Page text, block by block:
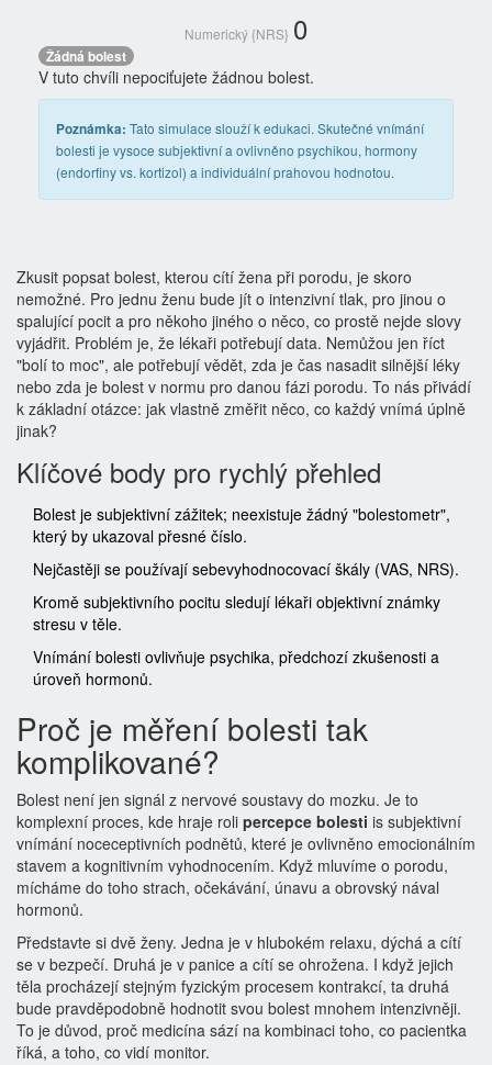
Numerický {NRS} 0
Žádná bolest
V tuto chvíli nepociťujete žádnou bolest.
Poznámka: Tato simulace slouží k edukaci. Skutečné vnímání
bolesti je vysoce subjektivní a ovlivněno psychikou, hormony
(endorfiny vs. kortizol) a individuální prahovou hodnotou.
Zkusit popsat bolest, kterou cítí žena při porodu, je skoro
nemožné. Pro jednu ženu bude jít o intenzivní tlak, pro jinou o
spalující pocit a pro někoho jiného o něco, co prostě nejde slovy
vyjádřit. Problém je, že lékaři potřebují data. Nemůžou jen říct
"bolí to moc", ale potřebují vědět, zda je čas nasadit silnější léky
nebo zda je bolest v normu pro danou fázi porodu. To nás přivádí
k základní otázce: jak vlastně změřit něco, co každý vnímá úplně
jinak?
Klíčové body pro rychlý přehled
Bolest je subjektivní zážitek; neexistuje žádný "bolestometr",
který by ukazoval přesné číslo.
Nejčastěji se používají sebevyhodnocovací škály (VAS, NRS).
Kromě subjektivního pocitu sledují lékaři objektivní známky
stresu v těle.
Vnímání bolesti ovlivňuje psychika, předchozí zkušenosti a
úroveň hormonů.
Proč je měření bolesti tak
komplikované?
Bolest není jen signál z nervové soustavy do mozku. Je to
komplexní proces, kde hraje roli percepce bolesti is subjektivní
vnímání noceceptivních podnětů, které je ovlivněno emocionálním
stavem a kognitivním vyhodnocením. Když mluvíme o porodu,
mícháme do toho strach, očekávání, únavu a obrovský nával
hormonů.
Představte si dvě ženy. Jedna je v hlubokém relaxu, dýchá a cítí
se v bezpečí. Druhá je v panice a cítí se ohrožena. I když jejich
těla procházejí stejným fyzickým procesem kontrakcí, ta druhá
bude pravděpodobně hodnotit svou bolest mnohem intenzivněji.
To je důvod, proč medicína sází na kombinaci toho, co pacientka
říká, a toho, co vidí monitor.